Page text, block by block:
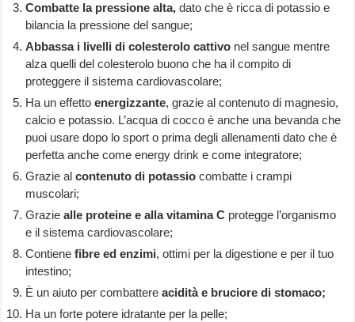
Combatte la pressione alta,dato che è ricca di potassio e
bilancia la pressione del sangue;
Abbassa i livelli di colesterolo cattivo nel sangue mentre
alza quelli del colesterolo buono che ha il compito di
proteggere il sistema cardiovascolare;
Ha un effettoenergizzante, grazie al contenuto di magnesio,
calcio e potassio. L’acqua di cocco è anche una bevanda che
puoi usare dopo lo sport o prima degli allenamenti dato che è
perfetta anche come energy drink e come integratore;
Grazie alcontenuto di potassiocombatte i crampi
muscolari;
Graziealle proteine e alla vitamina C protegge l’organismo
e il sistema cardiovascolare;
Contienefibre ed enzimi, ottimi per la digestione e per il tuo
intestino;
È un aiuto per combattere acidità e bruciore di stomaco;
Ha un forte potere idratante per la pelle;